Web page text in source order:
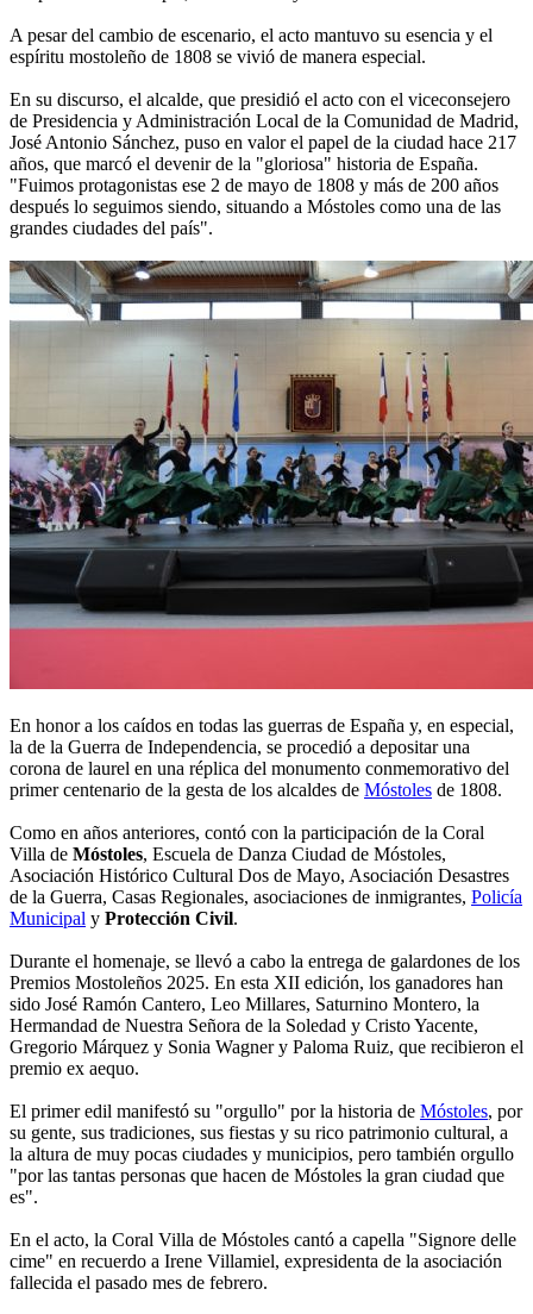
A pesar del cambio de escenario, el acto mantuvo su esencia y el
espíritu mostoleño de 1808 se vivió de manera especial.
En su discurso, el alcalde, que presidió el acto con el viceconsejero
de Presidencia y Administración Local de la Comunidad de Madrid,
José Antonio Sánchez, puso en valor el papel de la ciudad hace 217
años, que marcó el devenir de la "gloriosa" historia de España.
"Fuimos protagonistas ese 2 de mayo de 1808 y más de 200 años
después lo seguimos siendo, situando a Móstoles como una de las
grandes ciudades del país".
En honor a los caídos en todas las guerras de España y, en especial,
la de la Guerra de Independencia, se procedió a depositar una
corona de laurel en una réplica del monumento conmemorativo del
primer centenario de la gesta de los alcaldes de Móstoles de 1808.
Como en años anteriores, contó con la participación de la Coral
Villa de Móstoles, Escuela de Danza Ciudad de Móstoles,
Asociación Histórico Cultural Dos de Mayo, Asociación Desastres
de la Guerra, Casas Regionales, asociaciones de inmigrantes, Policía
Municipal y Protección Civil.
Durante el homenaje, se llevó a cabo la entrega de galardones de los
Premios Mostoleños 2025. En esta XII edición, los ganadores han
sido José Ramón Cantero, Leo Millares, Saturnino Montero, la
Hermandad de Nuestra Señora de la Soledad y Cristo Yacente,
Gregorio Márquez y Sonia Wagner y Paloma Ruiz, que recibieron el
premio ex aequo.
El primer edil manifestó su "orgullo" por la historia de Móstoles, por
su gente, sus tradiciones, sus fiestas y su rico patrimonio cultural, a
la altura de muy pocas ciudades y municipios, pero también orgullo
"por las tantas personas que hacen de Móstoles la gran ciudad que
es".
En el acto, la Coral Villa de Móstoles cantó a capella "Signore delle
cime" en recuerdo a Irene Villamiel, expresidenta de la asociación
fallecida el pasado mes de febrero.